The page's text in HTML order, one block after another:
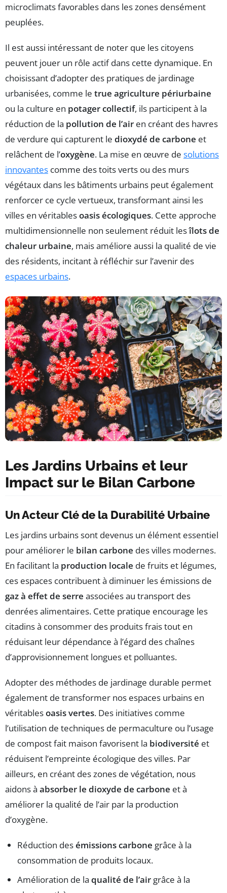
microclimats favorables dans les zones densément
peuplées.
Il est aussi intéressant de noter que les citoyens
peuvent jouer un rôle actif dans cette dynamique. En
choisissant d’adopter des pratiques de jardinage
urbanisées, comme le true agriculture périurbaine
ou la culture en potager collectif, ils participent à la
réduction de la pollution de l’air en créant des havres
de verdure qui capturent le dioxydé de carbone et
relâchent de l’oxygène. La mise en œuvre de solutions
innovantes comme des toits verts ou des murs
végétaux dans les bâtiments urbains peut également
renforcer ce cycle vertueux, transformant ainsi les
villes en véritablesoasis écologiques. Cette approche
multidimensionnelle non seulement réduit lesîlots de
chaleur urbaine, mais améliore aussi la qualité de vie
des résidents, incitant à réfléchir sur l’avenir des
espaces urbains.
Les Jardins Urbains et leur
Impact sur le Bilan Carbone
Un Acteur Clé de la Durabilité Urbaine
Les jardins urbains sont devenus un élément essentiel
pour améliorer le bilan carbone des villes modernes.
En facilitant la production locale de fruits et légumes,
ces espaces contribuent à diminuer les émissions de
gaz à effet de serre associées au transport des
denrées alimentaires. Cette pratique encourage les
citadins à consommer des produits frais tout en
réduisant leur dépendance à l’égard des chaînes
d’approvisionnement longues et polluantes.
Adopter des méthodes de jardinage durable permet
également de transformer nos espaces urbains en
véritablesoasis vertes. Des initiatives comme
l’utilisation de techniques de permaculture ou l’usage
de compost fait maison favorisent la biodiversité et
réduisent l’empreinte écologique des villes. Par
ailleurs, en créant des zones de végétation, nous
aidons à absorber le dioxyde de carbone et à
améliorer la qualité de l’air par la production
d’oxygène.
Réduction desémissions carbone grâce à la
consommation de produits locaux.
Amélioration de la qualité de l’air grâce à la